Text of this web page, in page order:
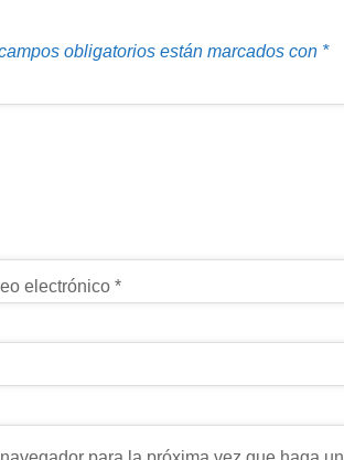
obligatorios están marcados con *
electrónico*